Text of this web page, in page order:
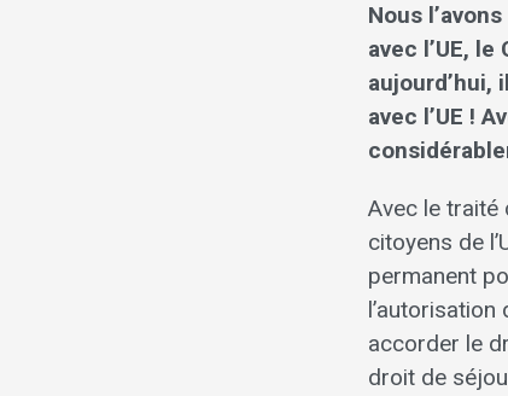
Nous
avec l’UE,
aujourd’hui,
avec l’UE !
Avec le traité
citoyens de
permanent
accorder le
droit de